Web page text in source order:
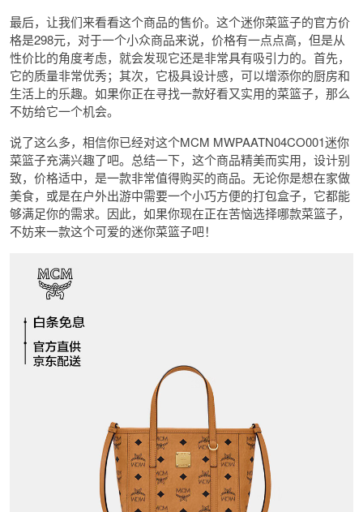
最后，让我们来看看这个商品的售价。这个迷你菜篮子的官方价
格是298元，对于一个小众商品来说，价格有一点点高，但是从
性价比的角度考虑，就会发现它还是非常具有吸引力的。首先，
它的质量非常优秀；其次，它极具设计感，可以增添你的厨房和
生活上的乐趣。如果你正在寻找一款好看又实用的菜篮子，那么
不妨给它一个机会。
说了这么多，相信你已经对这个MCM MWPAATN04CO001迷你
菜篮子充满兴趣了吧。总结一下，这个商品精美而实用，设计别
致，价格适中，是一款非常值得购买的商品。无论你是想在家做
美食，或是在户外出游中需要一个小巧方便的打包盒子，它都能
够满足你的需求。因此，如果你现在正在苦恼选择哪款菜篮子，
不妨来一款这个可爱的迷你菜篮子吧！